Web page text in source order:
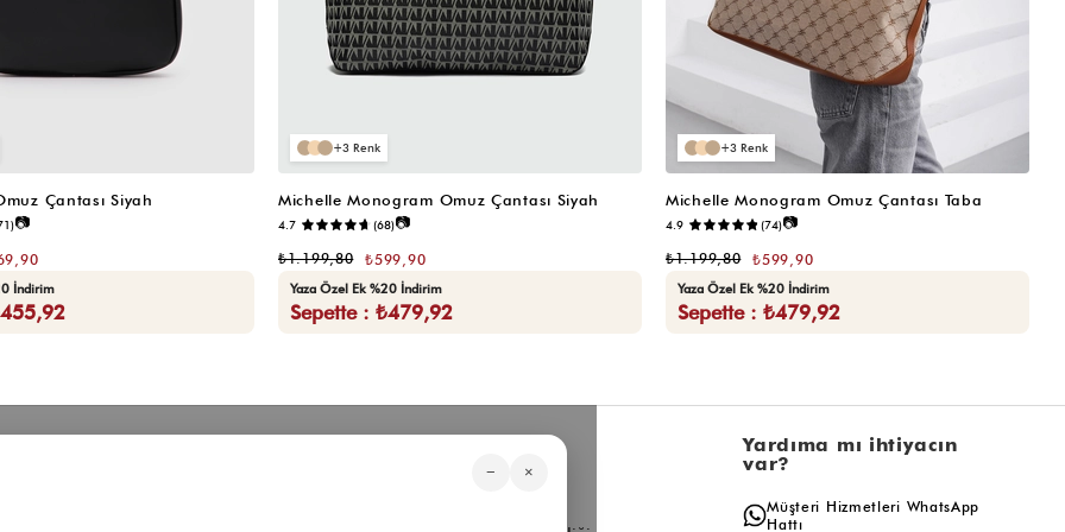
Çantası Siyah
📷
İndirim
3
Michelle Monogram Omuz Çantası Siyah
4.7 (68)📷
₺599,90
₺1.199,80
Yaza Özel Ek %20 İndirim
Sepette : ₺479,92
3
Michelle Monogram Omuz Çantası Taba
4.9 (74)📷
₺599,90
₺1.199,80
Yaza Özel Ek %20 İndirim
Sepette : ₺479,92
Müşteri Hizmetleri Kurumsal
Yardıma mı ihtiyacın
var?
Müşteri Hizmetleri WhatsApp
Hattı
− ×